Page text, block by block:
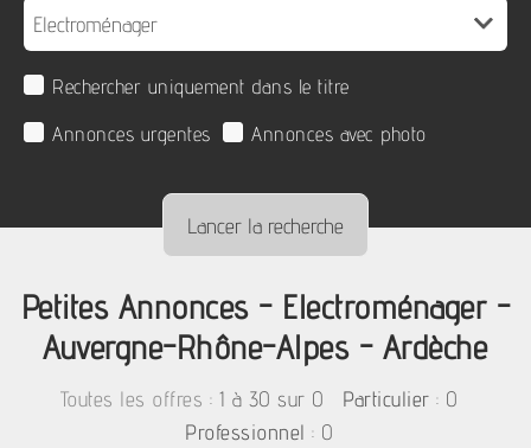
Rechercher uniquement dans le titre
Annonces urgentes
Annonces avec photo
Petites Annonces - Electroménager -
Auvergne-Rhône-Alpes - Ardèche
Toutes les offres : 1 à 30 sur 0 Particulier : 0
Professionnel : 0